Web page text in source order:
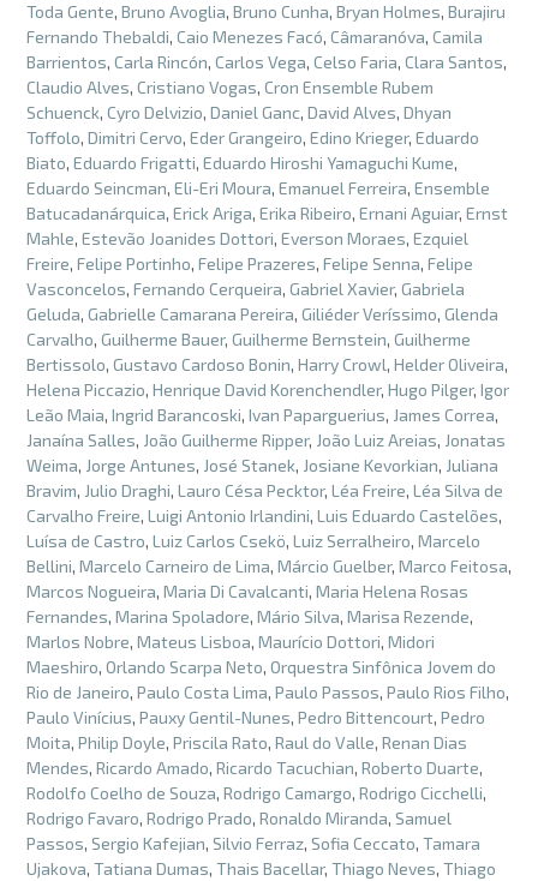
Toda Gente, Bruno Avoglia, Bruno Cunha, Bryan Holmes, Burajiru
Fernando Thebaldi, Caio Menezes Facó, Câmaranóva, Camila
Barrientos, Carla Rincón, Carlos Vega, Celso Faria, Clara Santos,
Claudio Alves, Cristiano Vogas, Cron Ensemble Rubem
Schuenck, Cyro Delvizio, Daniel Ganc, David Alves, Dhyan
Toffolo, Dimitri Cervo, Eder Grangeiro, Edino Krieger, Eduardo
Biato, Eduardo Frigatti, Eduardo Hiroshi Yamaguchi Kume,
Eduardo Seincman, Eli-Eri Moura, Emanuel Ferreira, Ensemble
Batucadanárquica, Erick Ariga, Erika Ribeiro, Ernani Aguiar, Ernst
Mahle, Estevão Joanides Dottori, Everson Moraes, Ezquiel
Freire, Felipe Portinho, Felipe Prazeres, Felipe Senna, Felipe
Vasconcelos, Fernando Cerqueira, Gabriel Xavier, Gabriela
Geluda, Gabrielle Camarana Pereira, Giliéder Veríssimo, Glenda
Carvalho, Guilherme Bauer, Guilherme Bernstein, Guilherme
Bertissolo, Gustavo Cardoso Bonin, Harry Crowl, Helder Oliveira,
Helena Piccazio, Henrique David Korenchendler, Hugo Pilger, Igor
Leão Maia, Ingrid Barancoski, Ivan Paparguerius, James Correa,
Janaína Salles, João Guilherme Ripper, João Luiz Areias, Jonatas
Weima, Jorge Antunes, José Stanek, Josiane Kevorkian, Juliana
Bravim, Julio Draghi, Lauro Césa Pecktor, Léa Freire, Léa Silva de
Carvalho Freire, Luigi Antonio Irlandini, Luis Eduardo Castelões,
Luísa de Castro, Luiz Carlos Csekö, Luiz Serralheiro, Marcelo
Bellini, Marcelo Carneiro de Lima, Márcio Guelber, Marco Feitosa,
Marcos Nogueira, Maria Di Cavalcanti, Maria Helena Rosas
Fernandes, Marina Spoladore, Mário Silva, Marisa Rezende,
Marlos Nobre, Mateus Lisboa, Maurício Dottori, Midori
Maeshiro, Orlando Scarpa Neto, Orquestra Sinfônica Jovem do
Rio de Janeiro, Paulo Costa Lima, Paulo Passos, Paulo Rios Filho,
Paulo Vinícius, Pauxy Gentil-Nunes, Pedro Bittencourt, Pedro
Moita, Philip Doyle, Priscila Rato, Raul do Valle, Renan Dias
Mendes, Ricardo Amado, Ricardo Tacuchian, Roberto Duarte,
Rodolfo Coelho de Souza, Rodrigo Camargo, Rodrigo Cicchelli,
Rodrigo Favaro, Rodrigo Prado, Ronaldo Miranda, Samuel
Passos, Sergio Kafejian, Silvio Ferraz, Sofia Ceccato, Tamara
Ujakova, Tatiana Dumas, Thais Bacellar, Thiago Neves, Thiago